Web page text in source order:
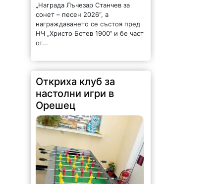
„Награда Лъчезар Станчев за
сонет – песен 2026“, а
награждаването се състоя пред
НЧ „Христо Ботев 1900“ и бе част
от...
Откриха клуб за
настолни игри в
Орешец